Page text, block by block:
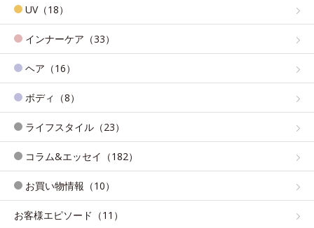
UV（18）
インナーケア（33）
ヘア（16）
ボディ（8）
ライフスタイル（23）
コラム&エッセイ（182）
お買い物情報（10）
お客様エピソード（11）